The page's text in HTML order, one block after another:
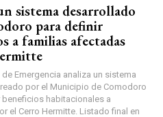
sistema desarrollado
para definir
a familias afectadas
Emergencia analiza un sistema
por el Municipio de Comodoro
beneficios habitacionales a
el Cerro Hermitte. Listado final en